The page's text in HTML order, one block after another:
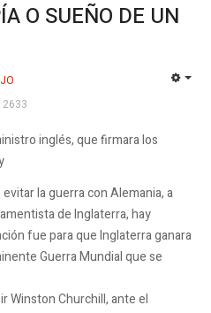
O SUEÑO DE UN
2633
inglés, que firmara los
la guerra con Alemania, a
de Inglaterra, hay
fue para que Inglaterra ganara
Guerra Mundial que se
Winston Churchill, ante el